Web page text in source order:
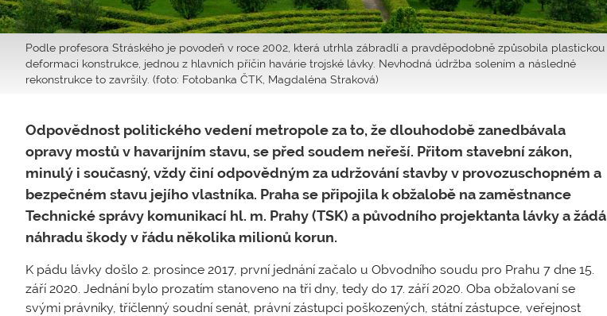
Podle profesora Stráského je povodeň v roce 2002, která utrhla zábradlí a pravděpodobně způsobila plastickou
deformaci konstrukce, jednou z hlavních příčin havárie trojské lávky. Nevhodná údržba solením a následné
rekonstrukce to završily. (foto: Fotobanka ČTK, Magdaléna Straková)
Odpovědnost politického vedení metropole za to, že dlouhodobě zanedbávala
opravy mostů v havarijním stavu, se před soudem neřeší. Přitom stavební zákon,
minulý i současný, vždy činí odpovědným za udržování stavby v provozuschopném a
bezpečném stavu jejího vlastníka. Praha se připojila k obžalobě na zaměstnance
Technické správy komunikací hl. m. Prahy (TSK) a původního projektanta lávky a žádá
náhradu škody v řádu několika milionů korun.
K pádu lávky došlo 2. prosince 2017, první jednání začalo u Obvodního soudu pro Prahu 7 dne 15.
září 2020. Jednání bylo prozatím stanoveno na tři dny, tedy do 17. září 2020. Oba obžalovaní se
svými právníky, tříčlenný soudní senát, právní zástupci poškozených, státní zástupce, veřejnost